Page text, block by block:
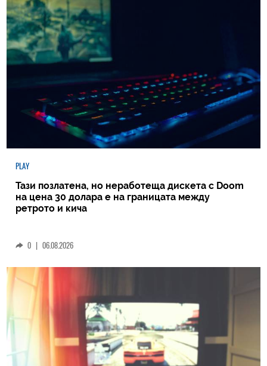
PLAY
Тази позлатена, но неработеща дискета с Doom
на цена 30 долара е на границата между
ретрото и кича
0 | 06.08.2026